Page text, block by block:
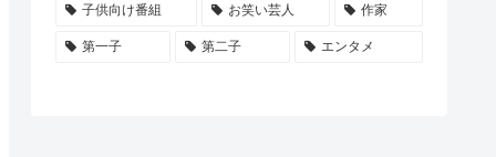
子供向け番組 お笑い芸人 作家
第一子 第二子 エンタメ